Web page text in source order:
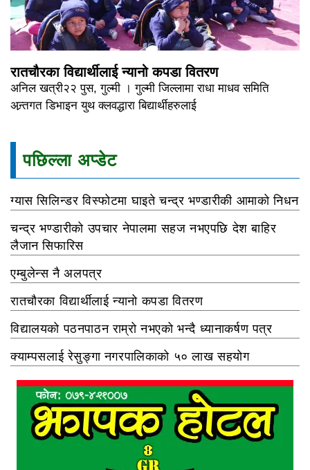
रातचौरका विद्यार्थीलाई न्यानो कपडा वितरण
अनिल खत्री२२ पुस, गुल्मी । गुल्मी जिल्लामा राधा माधव समिति
अन्र्तगत डिभाइन युथ क्लवद्धारा बिद्यार्थीहरुलाई
पछिल्ला अप्डेट
ग्यास सिलिन्डर विस्फोटमा घाइते चन्द्र भण्डारीकी आमाको निधन
चन्द्र भण्डारीको उपचार नेपालमा सहज नभएपछि देश बाहिर
लैजान सिफारिस
एम्बुलेन्स नै अलपत्र
रातचौरका विद्यार्थीलाई न्यानो कपडा वितरण
विद्यालयको पठनपाठन राम्रो नभएको भन्दै ध्यानाकर्षण पत्र
क्याम्पसलाई रेसुङ्गा नगरपालिकाको ५० लाख सहयोग